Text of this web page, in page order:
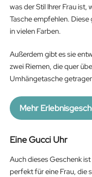
was der Stil Ihrer Frau
Tasche empfehlen.
in vielen Farben.
Außerdem gibt es sie
zwei Riemen, die quer
Umhängetasche
Mehr
Eine Gucci Uhr
Auch dieses Geschenk
perfekt für eine Frau, die